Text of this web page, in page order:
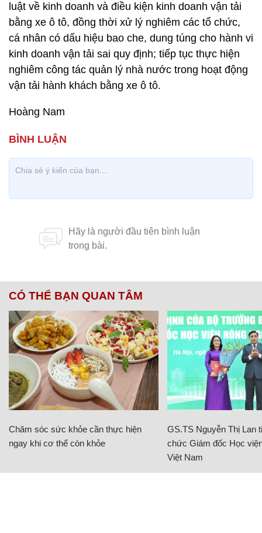
luật về kinh doanh và điều kiện kinh doanh vận tải
bằng xe ô tô, đồng thời xử lý nghiêm các tổ chức,
cá nhân có dấu hiệu bao che, dung túng cho hành vi
kinh doanh vận tải sai quy định; tiếp tục thực hiện
nghiêm công tác quản lý nhà nước trong hoạt động
vận tải hành khách bằng xe ô tô.
Hoàng Nam
CÓ THỂ BẠN QUAN TÂM
Chăm sóc sức khỏe cần thực hiện
ngay khi cơ thể còn khỏe
GS.TS Nguyễn Thị Lan
chức Giám đốc Học
Việt Nam